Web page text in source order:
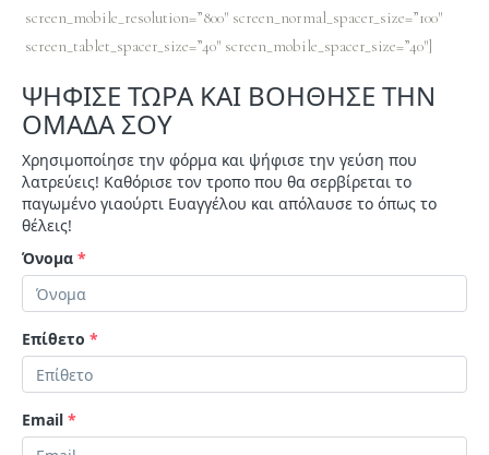
screen_mobile_resolution=”800″ screen_normal_spacer_size=”100″
screen_tablet_spacer_size=”40″ screen_mobile_spacer_size=”40″]